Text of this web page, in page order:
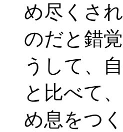
め尽くさ
のだと錯
うして、
と比べて
め息をつ